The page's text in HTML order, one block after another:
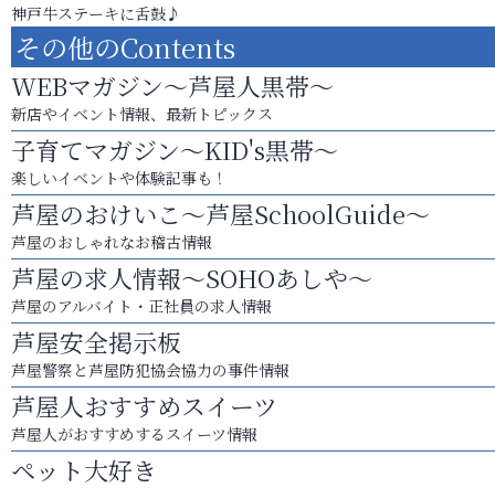
神戸牛ステーキに舌鼓♪
その他のContents
WEBマガジン～芦屋人黒帯～
新店やイベント情報、最新トピックス
子育てマガジン～KID's黒帯～
楽しいイベントや体験記事も！
芦屋のおけいこ～芦屋SchoolGuide～
芦屋のおしゃれなお稽古情報
芦屋の求人情報～SOHOあしや～
芦屋のアルバイト・正社員の求人情報
芦屋安全掲示板
芦屋警察と芦屋防犯協会協力の事件情報
芦屋人おすすめスイーツ
芦屋人がおすすめするスイーツ情報
ペット大好き